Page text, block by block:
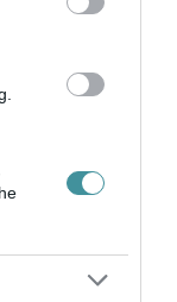
HÓZÁPOR ÉS
amelyet
HEVES